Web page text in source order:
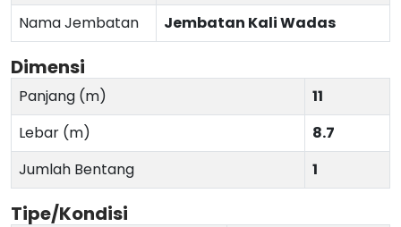
Nama Jembatan
Jembatan Kali Wadas
Dimensi
Panjang (m)
11
Lebar (m)
8.7
Jumlah Bentang
1
Tipe/Kondisi